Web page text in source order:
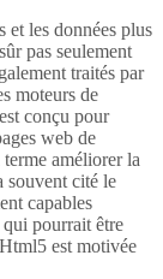
et les données plus
pas seulement
traités par
moteurs de
conçu pour
web de
améliorer la
souvent cité le
capables
qui pourrait être
est motivée